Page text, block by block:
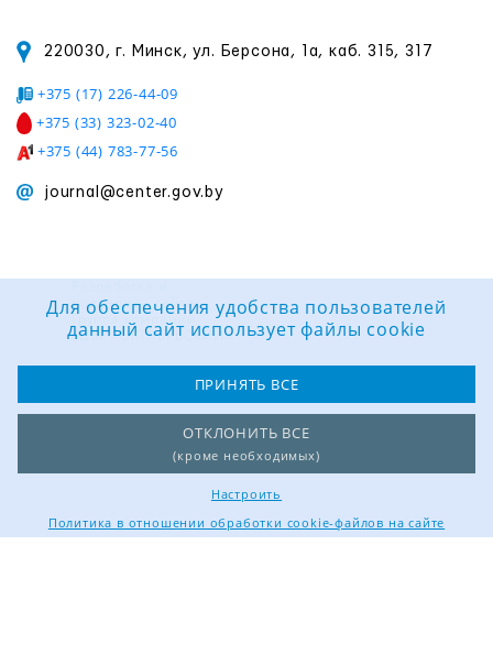
220030, г. Минск, ул. Берсона, 1а, каб. 315, 317
+375 (17) 226-44-09
+375 (33) 323-02-40
+375 (44) 783-77-56
journal@center.gov.by
поддержка сайта:
Группа компаний
«ЦВР «ОКТЯБРЬСКИЙ»
Для обеспечения удобства пользователей
данный сайт использует файлы cookie
ПРИНЯТЬ ВСЕ
ОТКЛОНИТЬ ВСЕ
(кроме необходимых)
Настроить
Политика в отношении обработки cookie-файлов на сайте